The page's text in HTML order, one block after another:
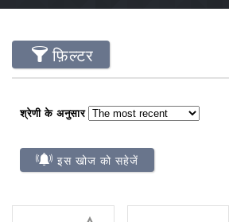
फ़िल्टर
श्रेणी के अनुसार
इस खोज को सहेजें